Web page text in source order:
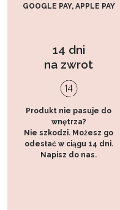
GOOGLE PAY, APPLE PAY
14 dni
na zwrot
Produkt nie pasuje do
wnętrza?
Nie szkodzi. Możesz go
odesłać w ciągu 14 dni.
Napisz do nas.